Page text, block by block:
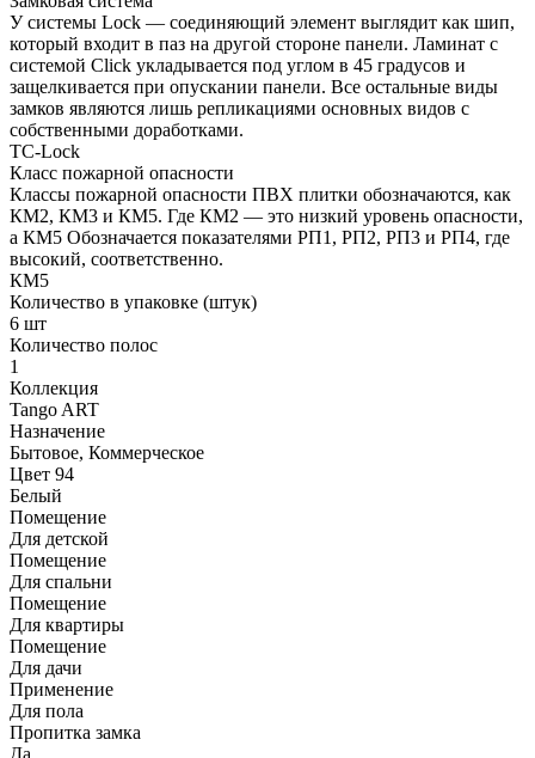
У системы Lock — соединяющий элемент выглядит как шип,
который входит в паз на другой стороне панели. Ламинат с
системой Click укладывается под углом в 45 градусов и
защелкивается при опускании панели. Все остальные виды
замков являются лишь репликациями основных видов с
собственными доработками.
TC-Lock
Класс пожарной опасности
Классы пожарной опасности ПВХ плитки обозначаются, как
КМ2, КМ3 и КМ5. Где КМ2 — это низкий уровень опасности,
а КМ5 Обозначается показателями РП1, РП2, РП3 и РП4, где
высокий, соответственно.
КМ5
Количество в упаковке (штук)
6 шт
Количество полос
1
Коллекция
Tango ART
Назначение
Бытовое, Коммерческое
Цвет 94
Белый
Помещение
Для детской
Помещение
Для спальни
Помещение
Для квартиры
Помещение
Для дачи
Применение
Для пола
Пропитка замка